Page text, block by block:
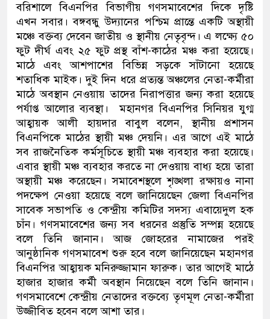
বরিশালে বিএনপির বিভাগীয় গণসমাবেশের দিকে দৃষ্টি
এখন সবার। বঙ্গবন্ধু উদ্যানের পশ্চিম প্রান্তে একটি অস্থায়ী
মঞ্চে বক্তব্য দেবেন জাতীয় ও স্থানীয় নেতৃবৃন্দ। এ লক্ষ্যে ৫০
ফুট দীর্ঘ এবং ২৫ ফুট প্রস্থ বাঁশ-কাঠের মঞ্চ করা হয়েছে।
মাঠে এবং আশপাশের বিভিন্ন সড়কে সাঁটানো হয়েছে
শতাধিক মাইক। দুই দিন ধরে প্রত্যন্ত অঞ্চলের নেতা-কর্মীরা
মাঠে অবস্থান নেওয়ায় তাদের নিরাপত্তার জন্য করা হয়েছে
পর্যাপ্ত আলোর ব্যবস্থা। মহানগর বিএনপির সিনিয়র যুগ্ম
আহ্বায়ক আলী হায়দার বাবুল বলেন, স্থানীয় প্রশাসন
বিএনপিকে মাঠের স্থায়ী মঞ্চ দেয়নি। এর আগে এই মাঠে
সব রাজনৈতিক কর্মসূচিতে স্থায়ী মঞ্চ ব্যবহার করা হয়েছে।
এবার স্থায়ী মঞ্চ ব্যবহার করতে না দেওয়ায় বাধ্য হয়ে তারা
অস্থায়ী মঞ্চ করেছেন। সমাবেশস্থলে শৃঙ্খলা রক্ষায়ও নানা
পদক্ষেপ নেওয়া হয়েছে বলে জানিয়েছেন জেলা বিএনপির
সাবেক সভাপতি ও কেন্দ্রীয় কমিটির সদস্য এবায়েদুল হক
চাঁন। গণসমাবেশের জন্য সব ধরনের প্রস্তুতি সম্পন্ন হয়েছে
বলে তিনি জানান। আজ জোহরের নামাজের পরই
আনুষ্ঠানিক গণসমাবেশ শুরু হবে বলে জানিয়েছেন মহানগর
বিএনপির আহ্বায়ক মনিরুজ্জামান ফারুক। তার আগেই মাঠে
হাজার হাজার কর্মী অবস্থান নিয়েছেন বলে তিনি জানান।
গণসমাবেশে কেন্দ্রীয় নেতাদের বক্তব্যে তৃণমূল নেতা-কর্মীরা
উজ্জীবিত হবেন বলে আশা তার।